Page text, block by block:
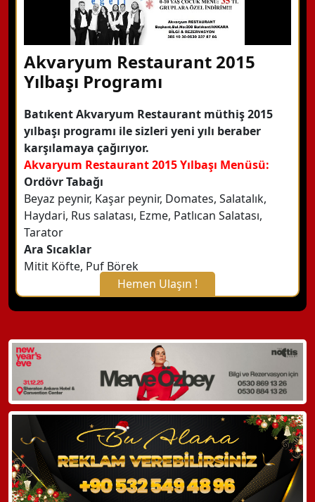
Akvaryum Restaurant 2015
Yılbaşı Programı
Batıkent Akvaryum Restaurant müthiş 2015
yılbaşı programı ile sizleri yeni yılı beraber
karşılamaya çağırıyor.
Akvaryum Restaurant 2015 Yılbaşı Menüsü:
Ordövr Tabağı
Beyaz peynir, Kaşar peynir, Domates, Salatalık,
Haydari, Rus salatası, Ezme, Patlıcan Salatası,
Tarator
Ara Sıcaklar
Mitit Köfte, Puf Börek
Hemen Ulaşın !
X Kapat
WhatsApp ile Bilgi Alın
Hemen Arayın
Detaylı Bilgi Alın